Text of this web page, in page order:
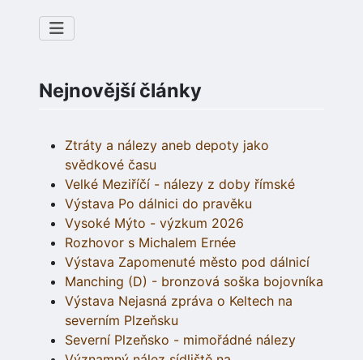
Nejnovější články
Ztráty a nálezy aneb depoty jako
svědkové času
Velké Meziříčí - nálezy z doby římské
Výstava Po dálnici do pravěku
Vysoké Mýto - výzkum 2026
Rozhovor s Michalem Ernée
Výstava Zapomenuté město pod dálnicí
Manching (D) - bronzová soška bojovníka
Výstava Nejasná zpráva o Keltech na
severním Plzeňsku
Severní Plzeňsko - mimořádné nálezy